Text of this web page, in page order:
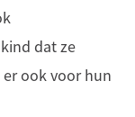
dat ze
ook voor hun